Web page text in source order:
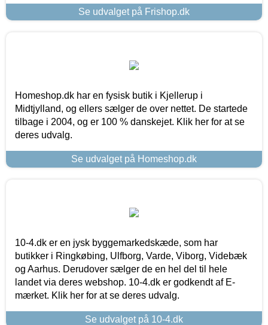
Se udvalget på Frishop.dk
Homeshop.dk har en fysisk butik i Kjellerup i
Midtjylland, og ellers sælger de over nettet. De startede
tilbage i 2004, og er 100 % danskejet. Klik her for at se
deres udvalg.
Se udvalget på Homeshop.dk
10-4.dk er en jysk byggemarkedskæde, som har
butikker i Ringkøbing, Ulfborg, Varde, Viborg, Videbæk
og Aarhus. Derudover sælger de en hel del til hele
landet via deres webshop. 10-4.dk er godkendt af E-
mærket. Klik her for at se deres udvalg.
Se udvalget på 10-4.dk